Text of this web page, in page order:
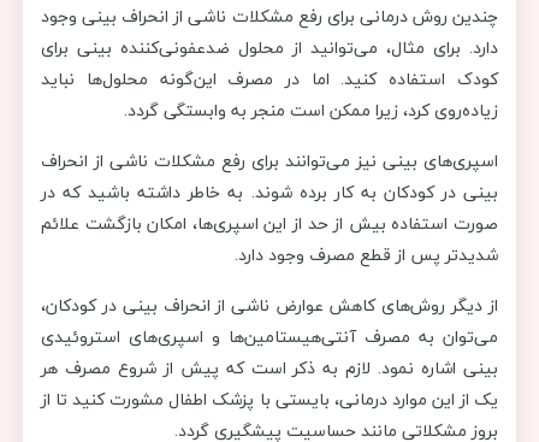
چندین روش درمانی برای رفع مشکلات ناشی از انحراف بینی وجود
دارد. برای مثال، می‌توانید از محلول ضدعفونی‌کننده بینی برای
کودک استفاده کنید. اما در مصرف این‌گونه محلول‌ها نباید
زیاده‌روی کرد، زیرا ممکن است منجر به وابستگی ‌گردد.
اسپری‌های بینی نیز می‌توانند برای رفع مشکلات ناشی از انحراف
بینی در کودکان به کار برده شوند. به خاطر داشته باشید که در
صورت استفاده بیش از حد از این اسپری‌ها، امکان بازگشت علائم
شدیدتر پس از قطع مصرف وجود دارد.
از دیگر روش‌های کاهش عوارض ناشی از انحراف بینی در کودکان،
می‌توان به مصرف آنتی‌هیستامین‌ها‌ و اسپری‌های استروئیدی
بینی اشاره نمود. لازم به ذکر است که پیش از شروع مصرف هر
یک از این موارد درمانی، بایستی با پزشک اطفال مشورت کنید تا از
بروز مشکلاتی مانند حساسیت پیشگیری گردد.